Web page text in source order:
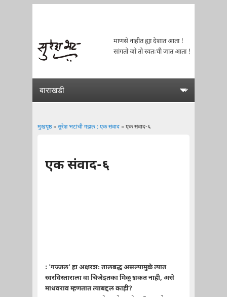
माणसे नाहीत ह्या देशात आता !
सांगतो जो तो स्वतःची जात आता !
मुखपृष्ठ» सुरेश भटांची गझल : एक संवाद» एक संवाद-६
एक संवाद-६
: 'गज्जल' हा अक्षरशः तालबद्ध असल्यामुळे त्यात
स्वरविस्ताराला वा चिजेइतका मिळू शकत नाही, असे
माधवराव म्हणतात त्याबद्दल काही?